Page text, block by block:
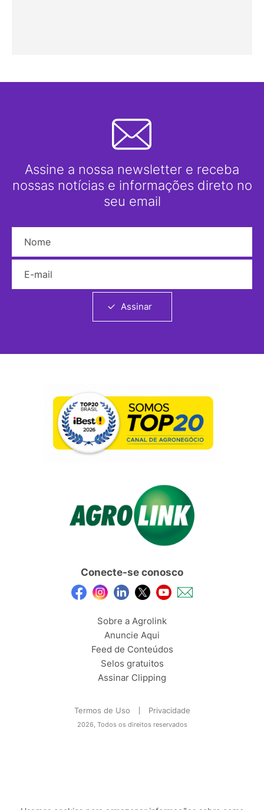
Assine a nossa newsletter e receba
nossas notícias e informações direto no
seu email
Assinar
Conecte-se conosco
Sobre a Agrolink
Anuncie Aqui
Feed de Conteúdos
Selos gratuitos
Assinar Clipping
Termos de Uso Privacidade
2026, Todos os direitos reservados